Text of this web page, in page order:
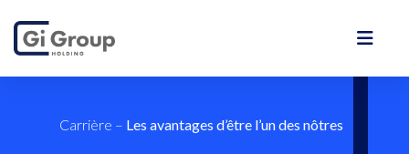
Carrière – Les avantages d’être l’un des nôtres